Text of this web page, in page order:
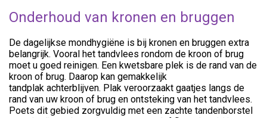
Onderhoud van kronen en bruggen
De dagelijkse mondhygiëne is bij kronen en bruggen extra
belangrijk. Vooral het tandvlees rondom de kroon of brug
moet u goed reinigen. Een kwetsbare plek is de rand van de
kroon of brug. Daarop kan gemakkelijk
tandplak achterblijven. Plak veroorzaakt gaatjes langs de
rand van uw kroon of brug en ontsteking van het tandvlees.
Poets dit gebied zorgvuldig met een zachte tandenborstel